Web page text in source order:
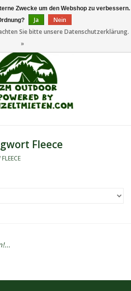
Fleece
FLEECE
Zwecke um den Webshop zu verbessern.
Ja
Nein
Sie bitte unsere Datenschutzerklärung.
»